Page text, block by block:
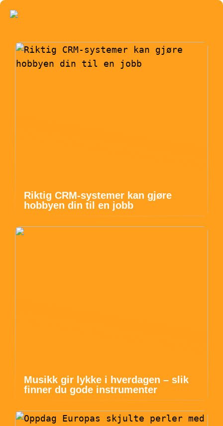
Riktig CRM-systemer kan gjøre
hobbyen din til en jobb
Musikk gir lykke i hverdagen – slik
finner du gode instrumenter